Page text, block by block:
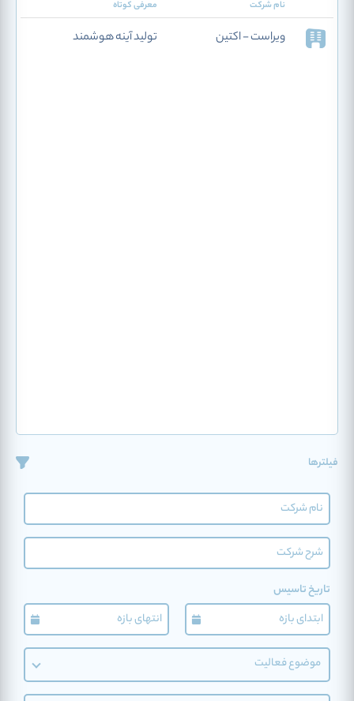
نام شرکت معرفی کوتاه
ویراست - اکتین تولید آینه هوشمند
فیلترها
تاریخ تاسیس
موضوع فعالیت